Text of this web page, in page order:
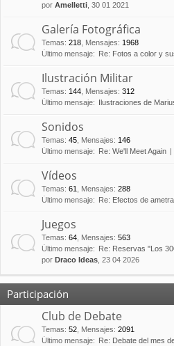
por Amelletti , 30 01 2021
Galería Fotográfica
Temas: 218 Mensajes: 1968
Último mensaje:
Re: Fotos a color y
Ilustración Militar
Temas: 144 Mensajes: 312
Último mensaje:
Ilustraciones de
Sonidos
Temas: 45 Mensajes: 146
Último mensaje:
Re: We'll Meet Again
Vídeos
Temas: 61 Mensajes: 288
Último mensaje:
Re: Efectos de
Juegos
Temas: 64 Mensajes: 563
Último mensaje:
Re: Reservas "Los
por Draco Ideas , 23 04 2026
Participación
Club de Debate
Temas: 52 Mensajes: 2091
Último mensaje:
Re: Debate del mes